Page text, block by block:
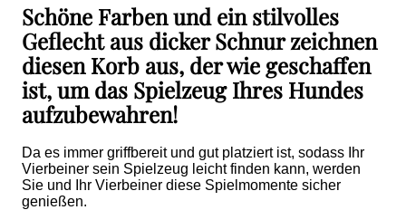
Schöne Farben und ein stilvolles
Geflecht aus dicker Schnur zeichnen
diesen Korb aus, der wie geschaffen
ist, um das Spielzeug Ihres Hundes
aufzubewahren!
Da es immer griffbereit und gut platziert ist, sodass Ihr
Vierbeiner sein Spielzeug leicht finden kann, werden
Sie und Ihr Vierbeiner diese Spielmomente sicher
genießen.